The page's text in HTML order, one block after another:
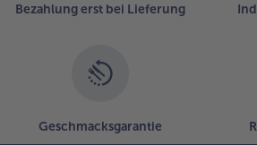
Bezahlung erst bei Lieferung
Geschmacksgarantie